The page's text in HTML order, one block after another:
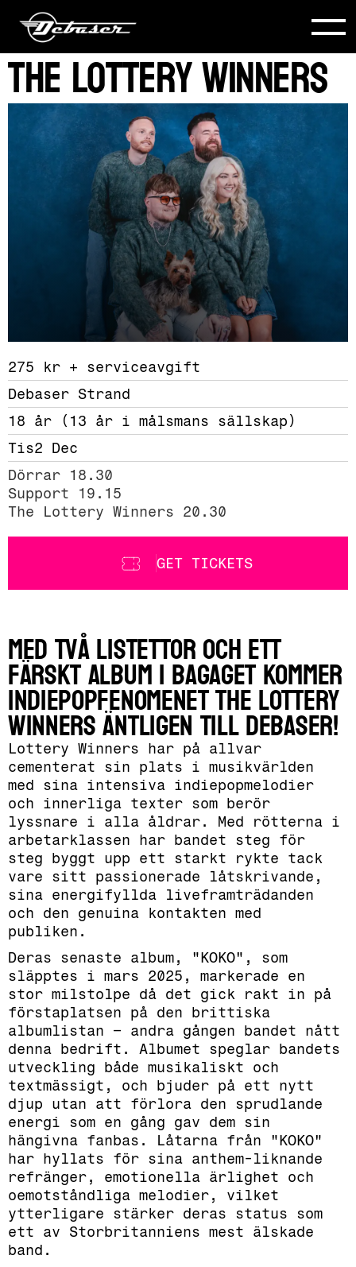
The Lottery Winners
275 kr + serviceavgift
Debaser Strand
18 år (13 år i målsmans sällskap)
Tis2 Dec
Dörrar 18.30
Support 19.15
The Lottery Winners 20.30
GET TICKETS
Med två listettor och ett
färskt album i bagaget kommer
indiepopfenomenet The Lottery
Winners äntligen till Debaser!
Lottery Winners har på allvar
cementerat sin plats i musikvärlden
med sina intensiva indiepopmelodier
och innerliga texter som berör
lyssnare i alla åldrar. Med rötterna i
arbetarklassen har bandet steg för
steg byggt upp ett starkt rykte tack
vare sitt passionerade låtskrivande,
sina energifyllda liveframträdanden
och den genuina kontakten med
publiken.
Deras senaste album, "KOKO", som
släpptes i mars 2025, markerade en
stor milstolpe då det gick rakt in på
förstaplatsen på den brittiska
albumlistan – andra gången bandet nått
denna bedrift. Albumet speglar bandets
utveckling både musikaliskt och
textmässigt, och bjuder på ett nytt
djup utan att förlora den sprudlande
energi som en gång gav dem sin
hängivna fanbas. Låtarna från "KOKO"
har hyllats för sina anthem-liknande
refränger, emotionella ärlighet och
oemotståndliga melodier, vilket
ytterligare stärker deras status som
ett av Storbritanniens mest älskade
band.